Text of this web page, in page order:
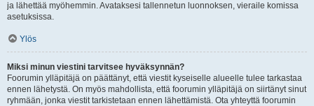
ja lähettää myöhemmin. Avataksesi tallennetun luonnoksen, vieraile komissa
asetuksissa.
Ylös
Miksi minun viestini tarvitsee hyväksynnän?
Foorumin ylläpitäjä on päättänyt, että viestit kyseiselle alueelle tulee tarkastaa
ennen lähetystä. On myös mahdollista, että foorumin ylläpitäjä on siirtänyt sinut
ryhmään, jonka viestit tarkistetaan ennen lähettämistä. Ota yhteyttä foorumin